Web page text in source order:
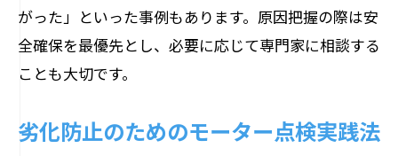
がった」といった事例もあります。原因把握の際は安
全確保を最優先とし、必要に応じて専門家に相談する
ことも大切です。
劣化防止のためのモーター点検実践法